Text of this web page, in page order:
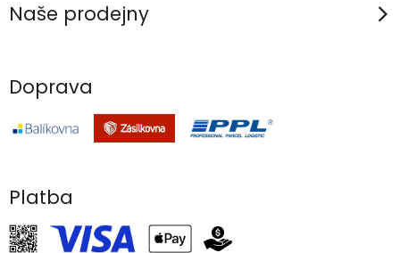
Naše prodejny
Doprava
Platba